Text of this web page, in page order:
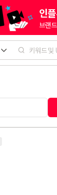
인
브랜